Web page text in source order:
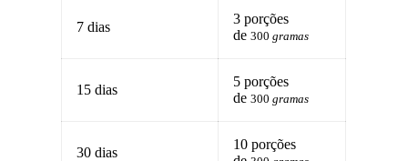
7 dias
3 porções
de300gramas
15 dias
5 porções
de300gramas
30 dias
10 porções